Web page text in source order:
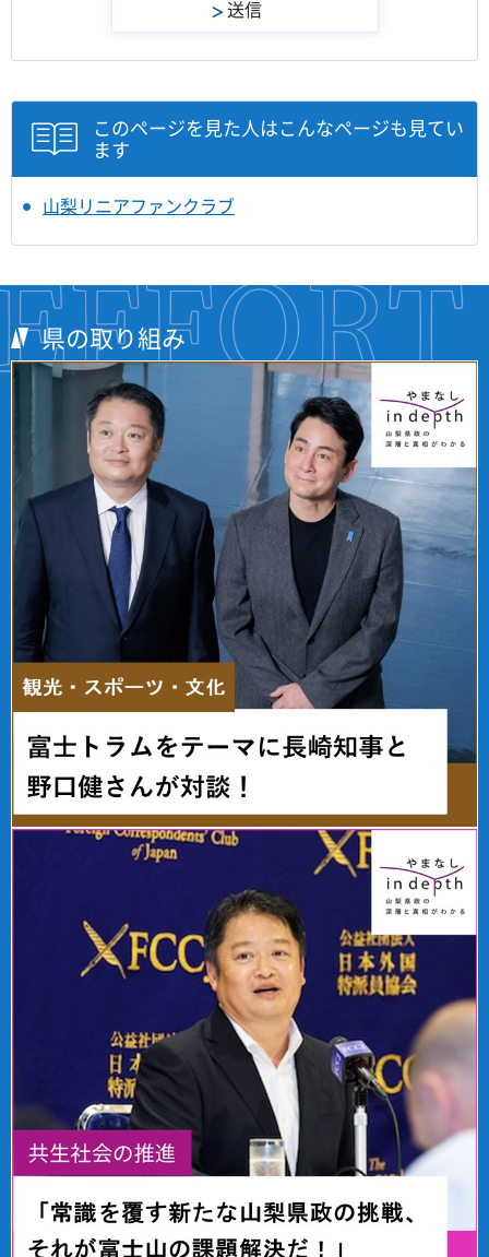
このページを見た人はこんなページも見てい
ます
山梨リニアファンクラブ
県の取り組み